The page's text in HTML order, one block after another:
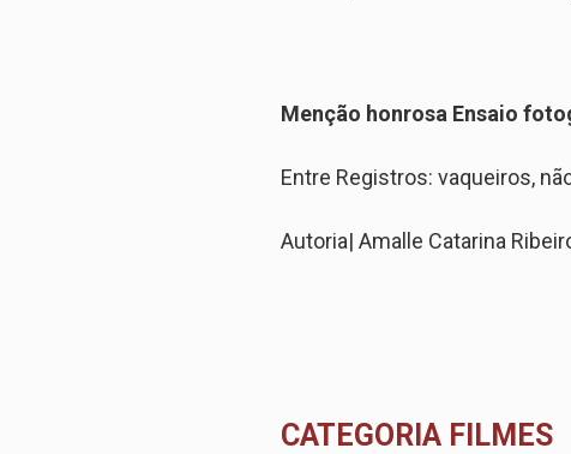
Menção honrosa Ensaio
Entre Registros: vaqueiros,
Autoria| Amalle Catarina
CATEGORIA FILMES